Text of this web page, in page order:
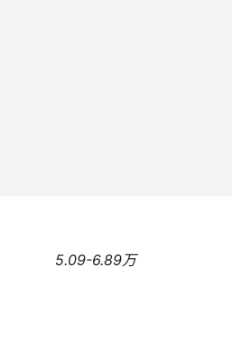
远景X3
                                            5.09-6.89万